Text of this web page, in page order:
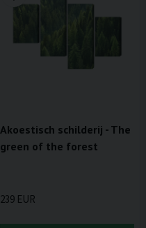
Akoestisch schilderij - The
green of the forest
239 EUR